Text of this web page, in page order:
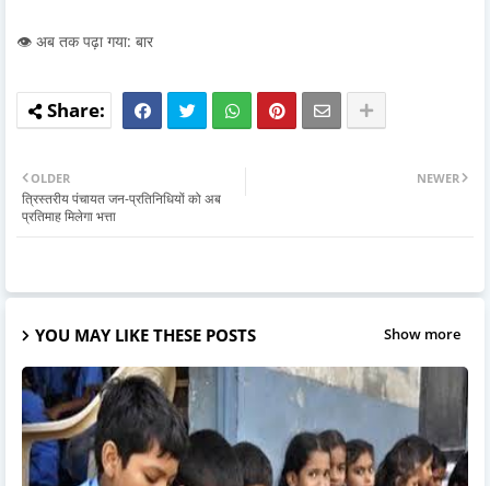
👁️ अब तक पढ़ा गया: बार
NEWER
OLDER
त्रिस्तरीय पंचायत जन-प्रतिनिधियों को अब
प्रतिमाह मिलेगा भत्ता
YOU MAY LIKE THESE POSTS Show more